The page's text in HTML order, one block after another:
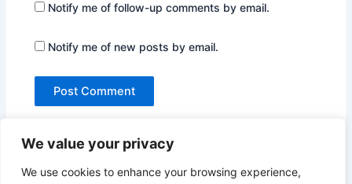
We value your privacy
We use cookies to enhance your browsing experience,
Notify me of follow-up comments by email.
Notify me of new posts by email.